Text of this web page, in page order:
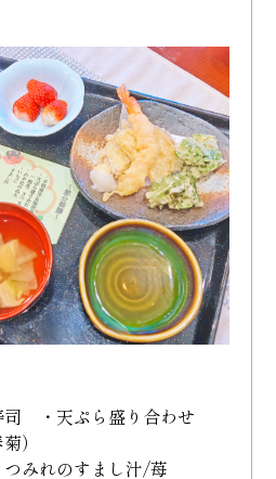
司 ・天ぷら盛り合わせ
）
みれのすまし汁/苺